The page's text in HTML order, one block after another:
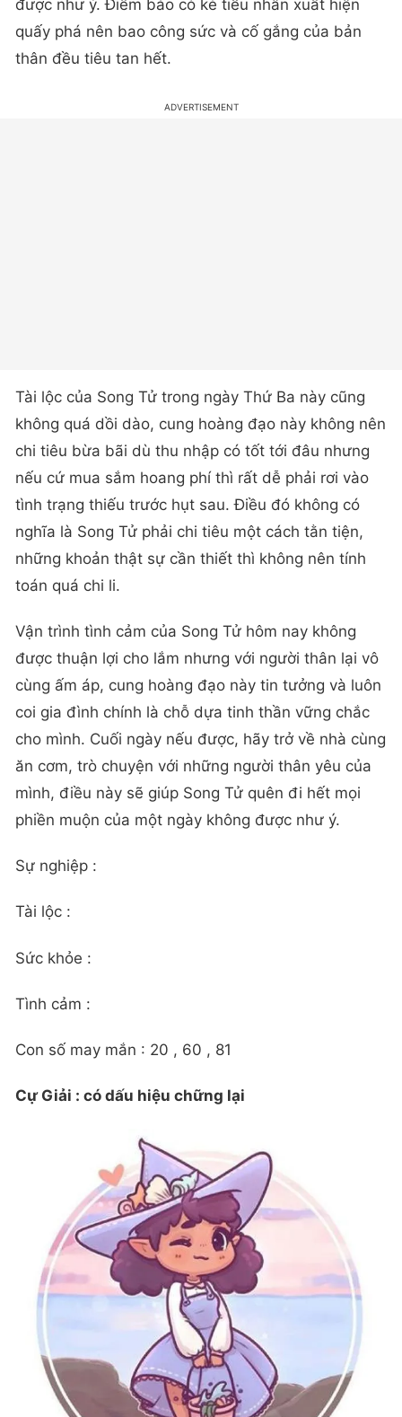
được như ý. Điềm báo có kẻ tiểu nhân xuất hiện
quấy phá nên bao công sức và cố gắng của bản
thân đều tiêu tan hết.
Tài lộc của Song Tử trong ngày Thứ Ba này cũng
không quá dồi dào, cung hoàng đạo này không nên
chi tiêu bừa bãi dù thu nhập có tốt tới đâu nhưng
nếu cứ mua sắm hoang phí thì rất dễ phải rơi vào
tình trạng thiếu trước hụt sau. Điều đó không có
nghĩa là Song Tử phải chi tiêu một cách tằn tiện,
những khoản thật sự cần thiết thì không nên tính
toán quá chi li.
Vận trình tình cảm của Song Tử hôm nay không
được thuận lợi cho lắm nhưng với người thân lại vô
cùng ấm áp, cung hoàng đạo này tin tưởng và luôn
coi gia đình chính là chỗ dựa tinh thần vững chắc
cho mình. Cuối ngày nếu được, hãy trở về nhà cùng
ăn cơm, trò chuyện với những người thân yêu của
mình, điều này sẽ giúp Song Tử quên đi hết mọi
phiền muộn của một ngày không được như ý.
Sự nghiệp :
Tài lộc :
Sức khỏe :
Tình cảm :
Con số may mắn : 20 , 60 , 81
Cự Giải : có dấu hiệu chững lại